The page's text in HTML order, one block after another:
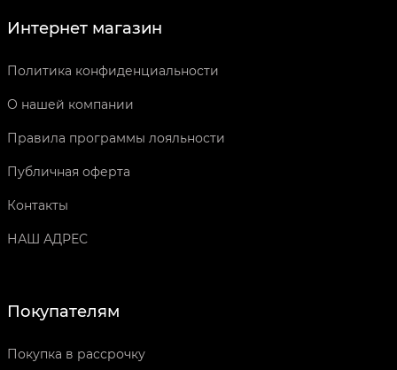
Интернет магазин
Политика конфиденциальности
О нашей компании
Правила программы лояльности
Публичная оферта
Контакты
НАШ АДРЕС
Покупателям
Покупка в рассрочку